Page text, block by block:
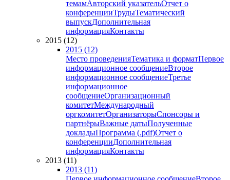
темамАвторский указательОтчет о
конференцииТрудыТематический
выпускДополнительная
информацияКонтакты
2015 (12)
2015 (12)
Место проведенияТематика и форматПервое
информационное сообщениеВторое
информационное сообщениеТретье
информационное
сообщениеОрганизационный
комитетМеждународный
оргкомитетОрганизаторыСпонсоры и
партнёрыВажные датыПолученные
докладыПрограмма (.pdf)Отчет о
конференцииДополнительная
информацияКонтакты
2013 (11)
2013 (11)